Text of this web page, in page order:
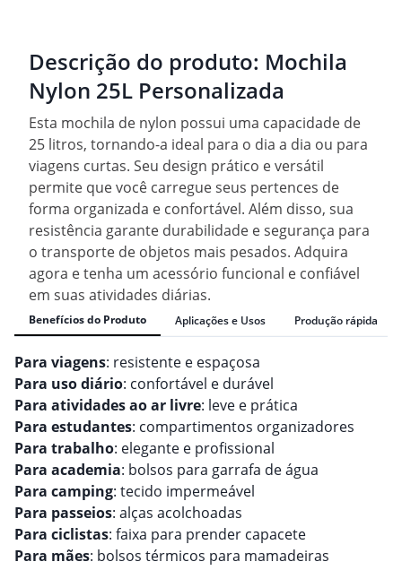
Descrição do produto: Mochila
Nylon 25L Personalizada
Esta mochila de nylon possui uma capacidade de
25 litros, tornando-a ideal para o dia a dia ou para
viagens curtas. Seu design prático e versátil
permite que você carregue seus pertences de
forma organizada e confortável. Além disso, sua
resistência garante durabilidade e segurança para
o transporte de objetos mais pesados. Adquira
agora e tenha um acessório funcional e confiável
em suas atividades diárias.
Benefícios do Produto Aplicações e Usos Produção rápida
Para viagens: resistente e espaçosa
Para uso diário: confortável e durável
Para atividades ao ar livre: leve e prática
Para estudantes: compartimentos organizadores
Para trabalho: elegante e profissional
Para academia: bolsos para garrafa de água
Para camping: tecido impermeável
Para passeios: alças acolchoadas
Para ciclistas: faixa para prender capacete
Para mães: bolsos térmicos para mamadeiras